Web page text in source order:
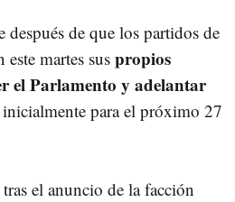
de que los partidos de
martes sus propios
el Parlamento y adelantar
inicialmente para el próximo 27
el anuncio de la facción